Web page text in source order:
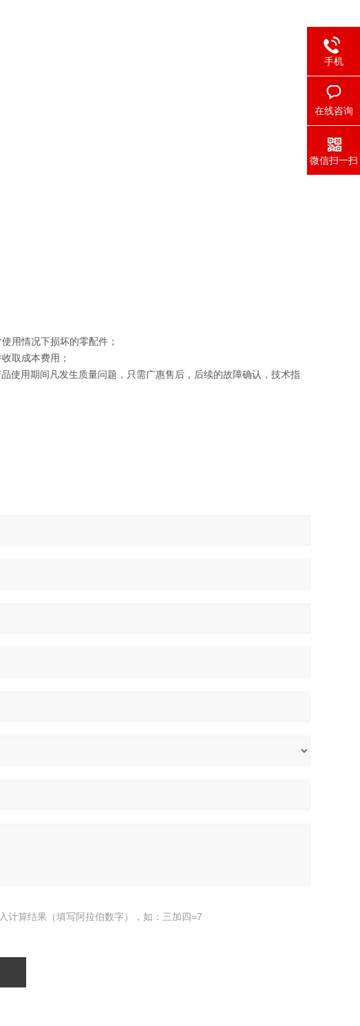
用情况下损坏的零配件；
取成本费用；
使用期间凡发生质量问题，只需广惠售后，后续的故障确认，技术指
计算结果（填写阿拉伯数字），如：三加四=7
手机
在线咨询
微信扫一扫